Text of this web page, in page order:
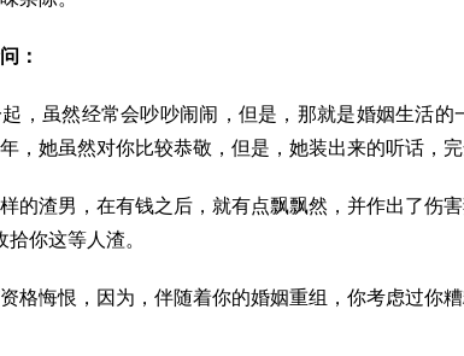
：
虽然经常会吵吵闹闹，但是，那就是婚姻生活的
，她虽然对你比较恭敬，但是，她装出来的听话，完
渣男，在有钱之后，就有点飘飘然，并作出了伤害
拾你这等人渣。
悔恨，因为，伴随着你的婚姻重组，你考虑过你糟